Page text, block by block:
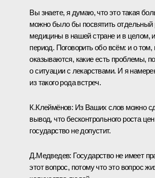
Вы знаете, я думаю, что это такая
можно было бы посвятить отдельный
медицины в нашей стране и в целом,
период. Поговорить обо всём: и о том,
оказываются, какие есть проблемы,
о ситуации с лекарствами. И я
из такого рода встреч.
К.Клеймёнов: Из Ваших слов можно
вывод, что бесконтрольного роста
государство не допустит.
Д.Медведев: Государство не имеет
этот вопрос, потому что это вопрос